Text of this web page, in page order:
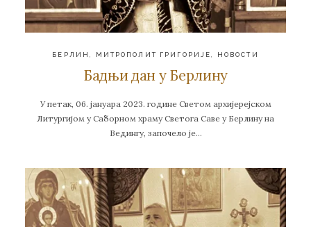
БЕРЛИН МИТРОПОЛИТ ГРИГОРИЈЕ НОВОСТИ
Бадњи дан у Берлину
У петак, 06. јануара 2023. године Светом архијерејском
Литургијом у Саборном храму Светога Саве у Берлину на
Ведингу, започело је…